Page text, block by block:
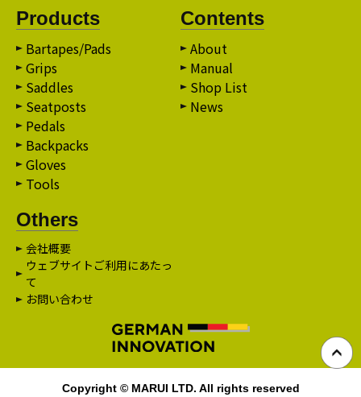
Products
Bartapes/Pads
Grips
Saddles
Seatposts
Pedals
Backpacks
Gloves
Tools
Contents
About
Manual
Shop List
News
Others
会社概要
ウェブサイトご利用にあたっ
て
お問い合わせ
Copyright © MARUI LTD. All rights reserved